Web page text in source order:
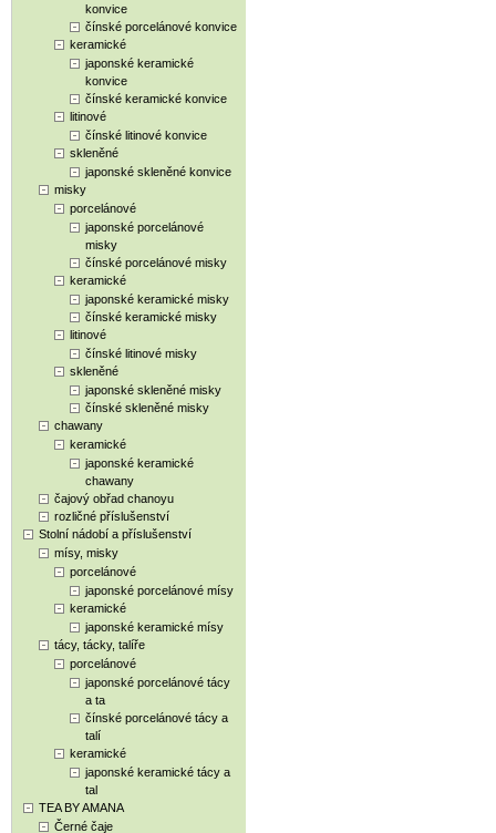
konvice
čínské porcelánové konvice
keramické
japonské keramické
konvice
čínské keramické konvice
litinové
čínské litinové konvice
skleněné
japonské skleněné konvice
misky
porcelánové
japonské porcelánové
misky
čínské porcelánové misky
keramické
japonské keramické misky
čínské keramické misky
litinové
čínské litinové misky
skleněné
japonské skleněné misky
čínské skleněné misky
chawany
keramické
japonské keramické
chawany
čajový obřad chanoyu
rozličné příslušenství
Stolní nádobí a příslušenství
mísy, misky
porcelánové
japonské porcelánové mísy
keramické
japonské keramické mísy
tácy, tácky, talíře
porcelánové
japonské porcelánové tácy
a ta
čínské porcelánové tácy a
talí
keramické
japonské keramické tácy a
tal
TEA BY AMANA
Černé čaje